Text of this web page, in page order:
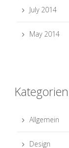
July 2014
May 2014
Kategorien
Allgemein
Design